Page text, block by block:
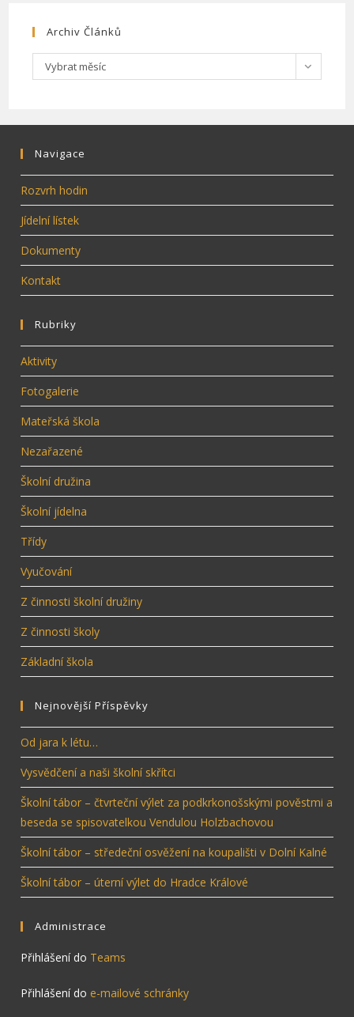
Archiv Článků
Archiv
článků
Vybrat měsíc
Navigace
Rozvrh hodin
Jídelní lístek
Dokumenty
Kontakt
Rubriky
Aktivity
Fotogalerie
Mateřská škola
Nezařazené
Školní družina
Školní jídelna
Třídy
Vyučování
Z činnosti školní družiny
Z činnosti školy
Základní škola
Nejnovější Příspěvky
Od jara k létu…
Vysvědčení a naši školní skřítci
Školní tábor – čtvrteční výlet za podkrkonošskými pověstmi a
beseda se spisovatelkou Vendulou Holzbachovou
Školní tábor – středeční osvěžení na koupališti v Dolní Kalné
Školní tábor – úterní výlet do Hradce Králové
Administrace
Přihlášení do Teams
Přihlášení do e-mailové schránky